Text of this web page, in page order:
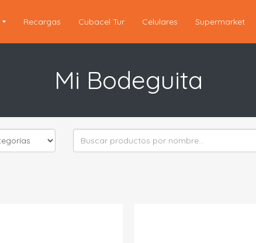
Recargas Cubacel Tur Celulares Supermarket
Mi Bodeguita